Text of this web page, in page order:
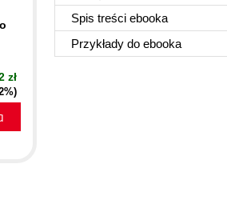
Spis treści ebooka
Przykłady do ebooka
zł